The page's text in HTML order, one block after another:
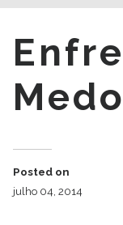
Posted on
julho 04, 2014